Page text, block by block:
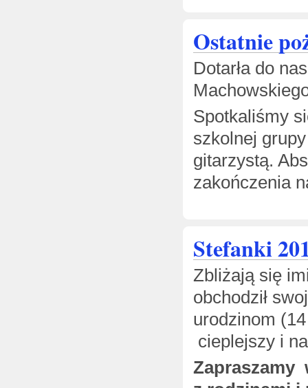
Ostatnie
Dotarła do
Spotkaliśmy
szkolnej
gitarzystą.
zakończenia
Stefanki
Zbliżają się
obchodził
urodzinom
cieplejszy i
Zapraszamy